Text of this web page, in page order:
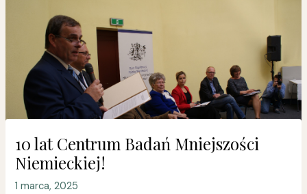
10 lat Centrum Badań Mniejszości
Niemieckiej!
1 marca, 2025